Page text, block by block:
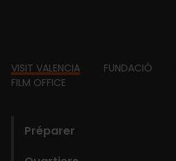
Footer
VISIT VALENCIA FUNDACIÓ
FILM OFFICE
Préparer